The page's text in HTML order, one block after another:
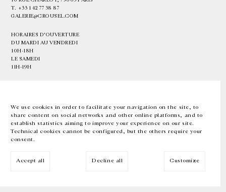
We use cookies in order to facilitate your navigation on the site, to
share content on social networks and other online platforms, and to
establish statistics aiming to improve your experience on our site.
Technical cookies cannot be configured, but the others require your
consent.
Accept all Decline all Customize
T. +33 1 42 77 38 87
GALERIE@CROUSEL.COM
HORAIRES D'OUVERTURE
DU MARDI AU VENDREDI
10H-18H
LE SAMEDI
11H-19H
EN FR 中文 Facebook Instagram
Inscrivez-vous à notre newsletter